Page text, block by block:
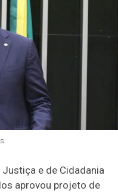
e de Cidadania
aprovou projeto de